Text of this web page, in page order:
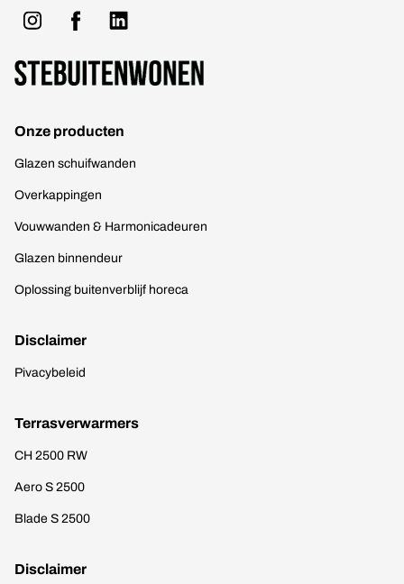
Onze producten
Glazen schuifwanden
Overkappingen
Vouwwanden & Harmonicadeuren
Glazen binnendeur
Oplossing buitenverblijf horeca
Disclaimer
Pivacybeleid
Terrasverwarmers
CH 2500 RW
Aero S 2500
Blade S 2500
Disclaimer